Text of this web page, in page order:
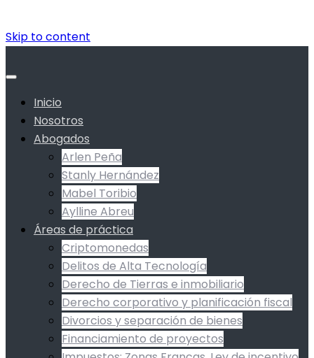
Skip to content
Inicio
Nosotros
Abogados
Arlen Peña
Stanly Hernández
Mabel Toribio
Aylline Abreu
Áreas de práctica
Criptomonedas
Delitos de Alta Tecnología
Derecho de Tierras e inmobiliario
Derecho corporativo y planificación fiscal
Divorcios y separación de bienes
Financiamiento de proyectos